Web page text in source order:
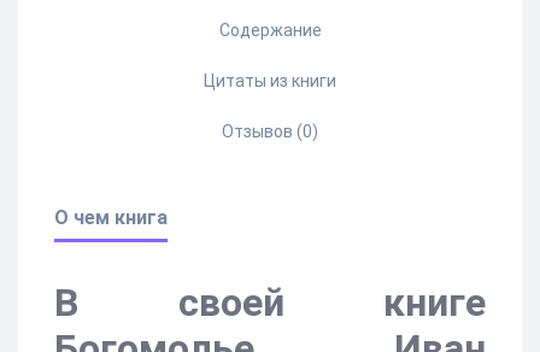
Содержание
Цитаты из книги
Отзывов (0)
О чем книга
В своей книге